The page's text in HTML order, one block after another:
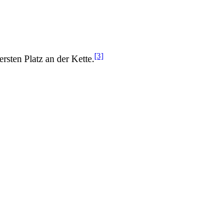
Platz an der Kette.[3]